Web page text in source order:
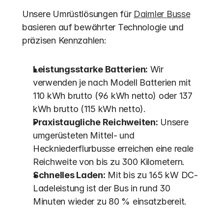
Unsere Umrüstlösungen für Daimler Busse
basieren auf bewährter Technologie und
präzisen Kennzahlen:
Leistungsstarke Batterien: Wir
verwenden je nach Modell Batterien mit
110 kWh brutto (96 kWh netto) oder 137
kWh brutto (115 kWh netto).
Praxistaugliche Reichweiten: Unsere
umgerüsteten Mittel- und
Heckniederflurbusse erreichen eine reale
Reichweite von bis zu 300 Kilometern.
Schnelles Laden: Mit bis zu 165 kW DC-
Ladeleistung ist der Bus in rund 30
Minuten wieder zu 80 % einsatzbereit.